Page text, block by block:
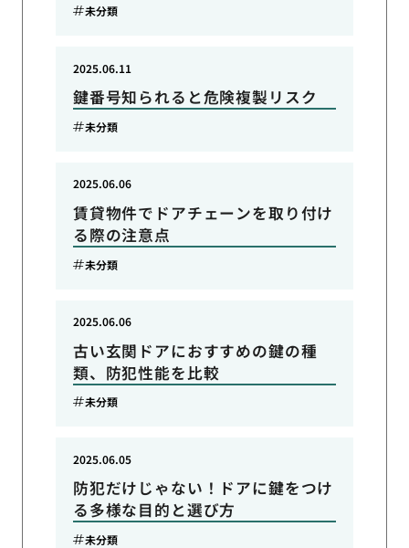
未分類
鍵番号知られると危険複製リスク
2025.06.11
未分類
賃貸物件でドアチェーンを取り付け
る際の注意点
2025.06.06
未分類
古い玄関ドアにおすすめの鍵の種
類、防犯性能を比較
2025.06.06
未分類
防犯だけじゃない！ドアに鍵をつけ
る多様な目的と選び方
2025.06.05
未分類